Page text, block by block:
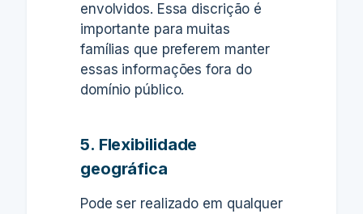
envolvidos. Essa discrição é
importante para muitas
famílias que preferem manter
essas informações fora do
domínio público.
5. Flexibilidade
geográfica
Pode ser realizado em qualquer